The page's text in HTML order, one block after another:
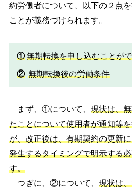
約労働者について、以下の２点
ことが義務づけられます。
①無期転換を申し込むことが
② 無期転換後の労働条件
まず、①について、現状は、
たことについて使用者が通知等
が、改正後は、有期契約の更新
発生するタイミングで明示する
す。
つぎに、②について、現状は